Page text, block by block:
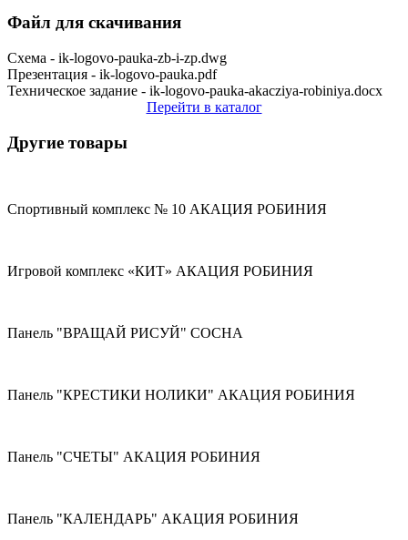
Файл для скачивания
Схема - ik-logovo-pauka-zb-i-zp.dwg
Презентация - ik-logovo-pauka.pdf
Техническое задание - ik-logovo-pauka-akacziya-robiniya.docx
Перейти в каталог
Другие товары
Спортивный комплекс № 10 АКАЦИЯ РОБИНИЯ
Игровой комплекс «КИТ» АКАЦИЯ РОБИНИЯ
Панель "ВРАЩАЙ РИСУЙ" СОСНА
Панель "КРЕСТИКИ НОЛИКИ" АКАЦИЯ РОБИНИЯ
Панель "СЧЕТЫ" АКАЦИЯ РОБИНИЯ
Панель "КАЛЕНДАРЬ" АКАЦИЯ РОБИНИЯ